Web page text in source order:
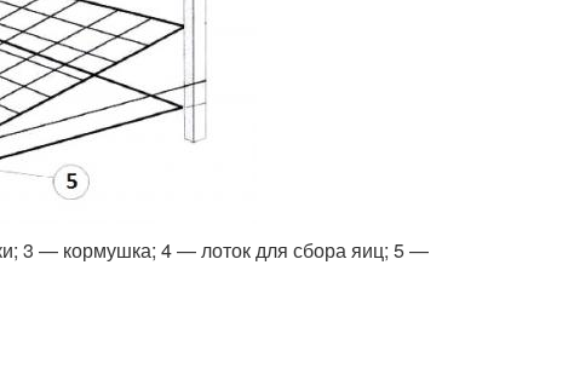
3 — кормушка; 4 — лоток для сбора яиц; 5 —